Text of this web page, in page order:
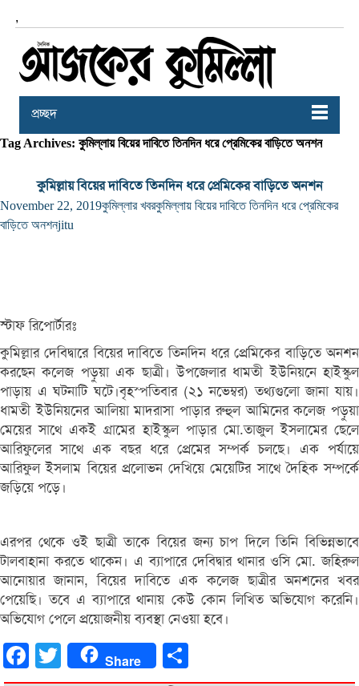
,
প্রচ্ছদ
Tag Archives: কুমিল্লায় বিয়ের দাবিতে তিনদিন ধরে প্রেমিকের বাড়িতে অনশন
কুমিল্লায় বিয়ের দাবিতে তিনদিন ধরে প্রেমিকের বাড়িতে অনশন
November 22, 2019কুমিল্লার খবরকুমিল্লায় বিয়ের দাবিতে তিনদিন ধরে প্রেমিকের
বাড়িতে অনশনjitu
স্টাফ রিপোর্টারঃ
কুমিল্লার দেবিদ্বারে বিয়ের দাবিতে তিনদিন ধরে প্রেমিকের বাড়িতে অনশন
করছেন কলেজ পড়ুয়া এক ছাত্রী। উপজেলার ধামতী ইউনিয়নে হাইস্কুল
পাড়ায় এ ঘটনাটি ঘটে।বৃহস্পতিবার (২১ নভেম্বর) তথ্যগুলো জানা যায়।
ধামতী ইউনিয়নের আলিয়া মাদরাসা পাড়ার রুহুল আমিনের কলেজ পড়ুয়া
মেয়ের সাথে একই গ্রামের হাইস্কুল পাড়ার মো.তাজুল ইসলামের ছেলে
আরিফুলের সাথে এক বছর ধরে প্রেমের সম্পর্ক চলছে। এক পর্যায়ে
আরিফুল ইসলাম বিয়ের প্রলোভন দেখিয়ে মেয়েটির সাথে দৈহিক সম্পর্কে
জড়িয়ে পড়ে।
এরপর থেকে ওই ছাত্রী তাকে বিয়ের জন্য চাপ দিলে তিনি বিভিন্নভাবে
টালবাহানা করতে থাকেন। এ ব্যাপারে দেবিদ্বার থানার ওসি মো. জহিরুল
আনোয়ার জানান, বিয়ের দাবিতে এক কলেজ ছাত্রীর অনশনের খবর
পেয়েছি। তবে এ ব্যাপারে থানায় কেউ কোন লিখিত অভিযোগ করেনি।
অভিযোগ পেলে প্রয়োজনীয় ব্যবস্থা নেওয়া হবে।
FacebookTwitter Share